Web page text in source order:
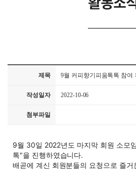
제목 9월 커피향기피움톡톡 참여
작성일자 2022-10-06
첨부파일
9월 30일 2022년도 마지막 회원 소모
톡"을 진행하였습니다.
배곧에 계신 회원분들의 요청으로 즐